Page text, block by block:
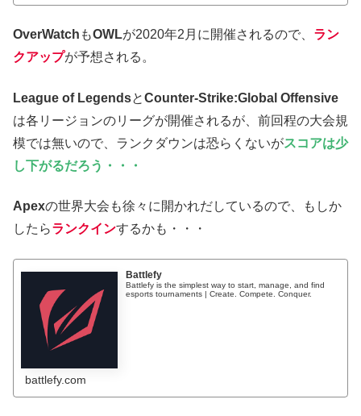
OverWatch もOWLが2020年2月に開催されるので、 ラン
クアップが予想される。
League of LegendsとCounter-Strike:Global Offensive
は各リージョンのリーグが開催されるが、前回程の大会規
模では無いので、ランクダウンは恐らくないがスコアは少
し下がるだろう・・・
Apexの世界大会も徐々に開かれだしているので、もしか
したらランクインするかも・・・
Battlefy
Battlefy is the simplest way to start, manage, and find
esports tournaments | Create. Compete. Conquer.
battlefy.com